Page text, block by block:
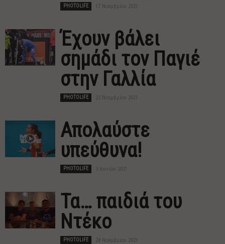
PHOTOLIFE 17 Νοεμβρίου 2021
Έχουν βάλει
σημάδι τον Παγιέ
στην Γαλλία
PHOTOLIFE 22 Νοεμβρίου 2021
Απολαύστε
υπεύθυνα!
PHOTOLIFE 3 Ιουνίου 2021
Τα… παιδιά του
Ντέκο
PHOTOLIFE 28 Νοεμβρίου 2021